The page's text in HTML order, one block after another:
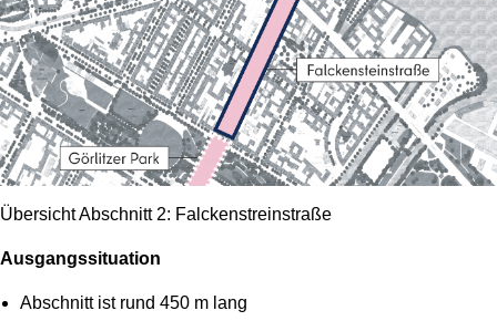
Übersicht Abschnitt 2: Falckenstreinstraße
Ausgangssituation
Abschnitt ist rund 450 m lang